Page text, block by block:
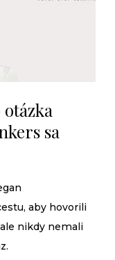
sa
aby hovorili
nikdy nemali